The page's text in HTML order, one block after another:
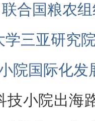
合国粮农
学三亚研究
院国际化发
技小院出海